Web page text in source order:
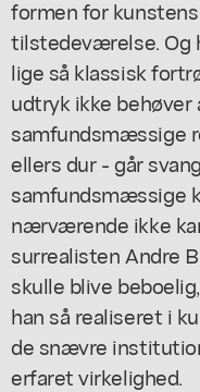
formen for
tilstedeværelse. Og
lige så klassisk
udtryk ikke
samfundsmæssige
ellers dur - går
samfundsmæssige
nærværende ikke
surrealisten Andre
skulle blive
han så realiseret i
de snævre
erfaret virkelighed.